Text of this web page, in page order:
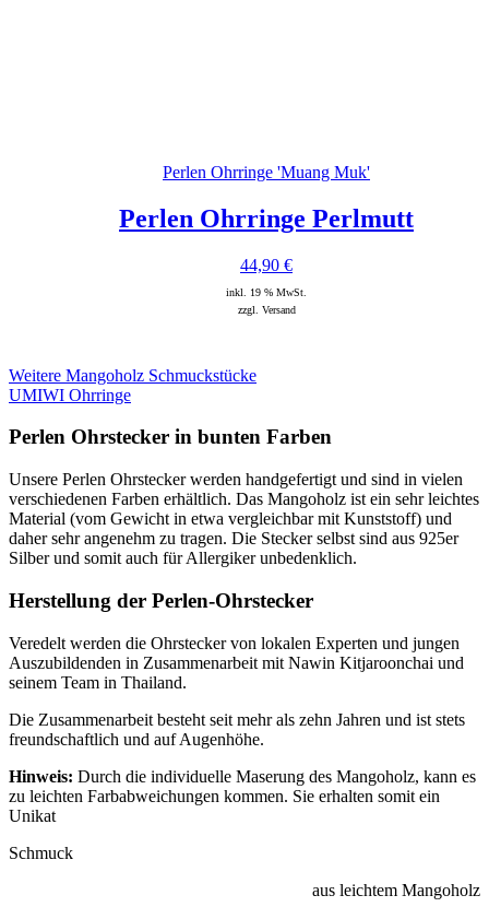
Perlen Ohrringe 'Muang Muk'
Perlen Ohrringe Perlmutt
44,90 €
inkl. 19 % MwSt.
zzgl. Versand
Weitere Mangoholz Schmuckstücke
UMIWI Ohrringe
Perlen Ohrstecker in bunten Farben
Unsere Perlen Ohrstecker werden handgefertigt und sind in vielen
verschiedenen Farben erhältlich. Das Mangoholz ist ein sehr leichtes
Material (vom Gewicht in etwa vergleichbar mit Kunststoff) und
daher sehr angenehm zu tragen. Die Stecker selbst sind aus 925er
Silber und somit auch für Allergiker unbedenklich.
Herstellung der Perlen-Ohrstecker
Veredelt werden die Ohrstecker von lokalen Experten und jungen
Auszubildenden in Zusammenarbeit mit Nawin Kitjaroonchai und
seinem Team in Thailand.
Die Zusammenarbeit besteht seit mehr als zehn Jahren und ist stets
freundschaftlich und auf Augenhöhe.
Hinweis: Durch die individuelle Maserung des Mangoholz, kann es
zu leichten Farbabweichungen kommen. Sie erhalten somit ein
Unikat
Schmuck
aus leichtem Mangoholz